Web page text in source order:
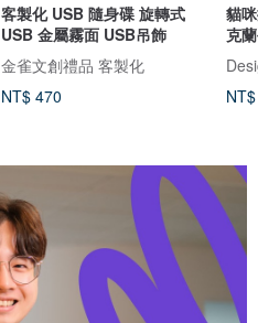
客製化 USB 隨身碟 旋轉式
USB 金屬霧面 USB吊飾
金雀文創禮品 客製化
NT$ 470
貓
克